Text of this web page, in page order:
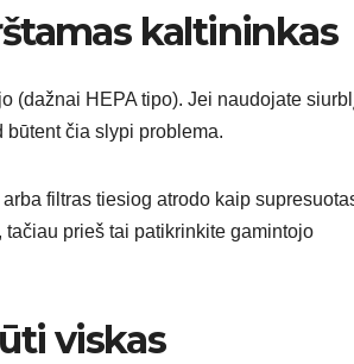
kaltininkas
(dažnai HEPA tipo). Jei naudojate
būtent čia slypi problema.
filtras tiesiog atrodo kaip
prieš tai patikrinkite gamintojo
viskas